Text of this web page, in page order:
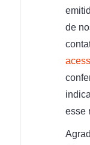
de
esse